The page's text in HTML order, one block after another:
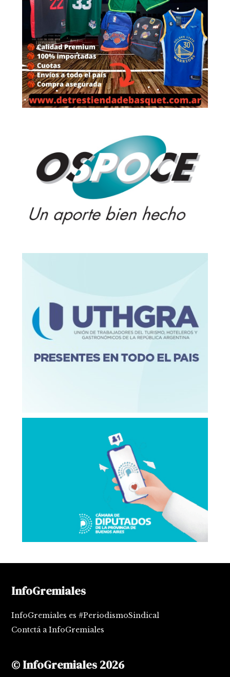
InfoGremiales
InfoGremiales es #PeriodismoSindical
Contctá a InfoGremiales
© InfoGremiales 2026